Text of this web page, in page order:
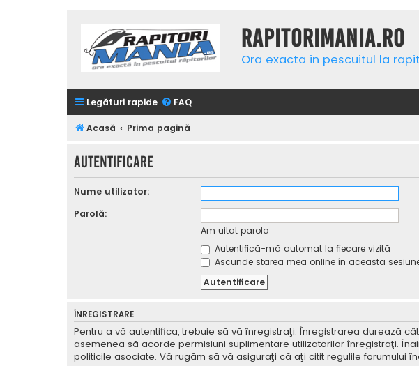
Rapitorimania.ro
Ora exacta in pescuitul la
Legături rapide FAQ
Acasă Prima pagină
Autentificare
Nume utilizator:
Parolă:
Am uitat parola
Autentifică-mă automat la fiecare vizită
Ascunde starea mea online în această
ÎNREGISTRARE
Pentru a vă autentifica, trebuie să vă înregistraţi. Înregistrarea durează
asemenea să acorde permisiuni suplimentare utilizatorilor înregistraţi.
politicile asociate. Vă rugăm să vă asiguraţi că aţi citit regulile forumului